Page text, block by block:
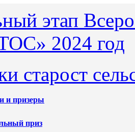
этап
2024 год
старост
и призеры
приз